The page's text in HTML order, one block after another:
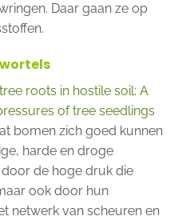
Daar gaan ze op
roots in hostile soil: A
of tree seedlings
bomen zich goed kunnen
harde en droge
de hoge druk die
ook door hun
netwerk van scheuren en